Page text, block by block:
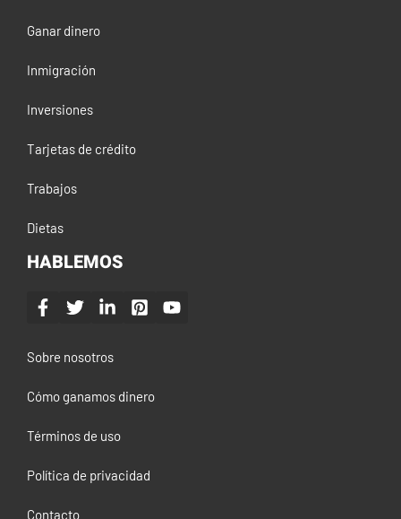
Ganar dinero
Inmigración
Inversiones
Tarjetas de crédito
Trabajos
Dietas
HABLEMOS
Sobre nosotros
Cómo ganamos dinero
Términos de uso
Política de privacidad
Contacto